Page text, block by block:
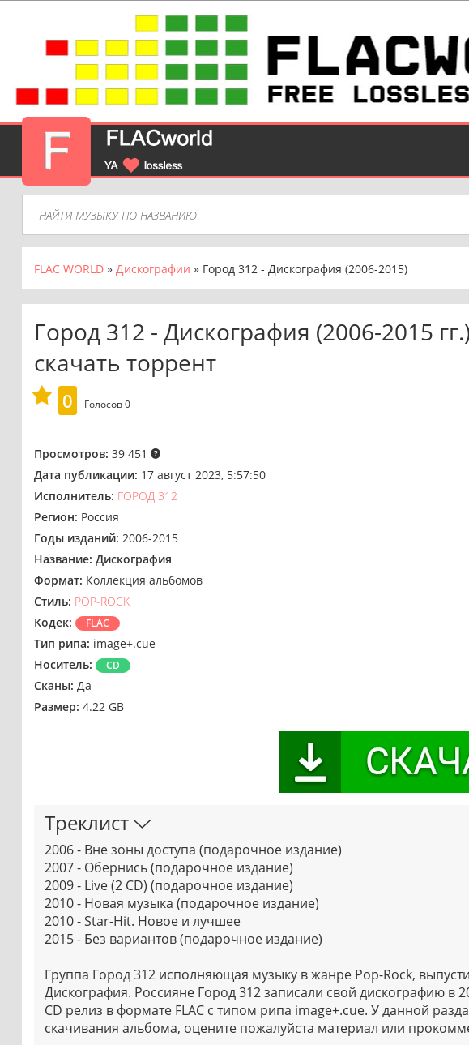
FLAC WORLD » Дискографии » Город 312 - Дискография (2006-2015)
Город 312 - Дискография (2006-2015
скачать торрент
0 Голосов0
Просмотров: 39 451
Дата публикации: 17 август 2023, 5:57:50
Исполнитель: ГОРОД 312
Регион: Россия
Годы изданий: 2006-2015
Название: Дискография
Формат: Коллекция альбомов
Стиль: POP-ROCK
Кодек:
FLAC
Тип рипа: image+.cue
Носитель:
CD
Сканы: Да
Размер: 4.22 GB
Треклист
2006 - Вне зоны доступа (подарочное издание)
2007 - Обернись (подарочное издание)
2009 - Live (2 CD) (подарочное издание)
2010 - Новая музыка (подарочное издание)
2010 - Star-Hit. Новое и лучшее
2015 - Без вариантов (подарочное издание)
Группа Город 312 исполняющая музыку в жанре Pop-Rock,
Дискография. Россияне Город 312 записали свой дискографию в
CD релиз в формате FLAC с типом рипа image+.cue. У данной
скачивания альбома, оцените пожалуйста материал или